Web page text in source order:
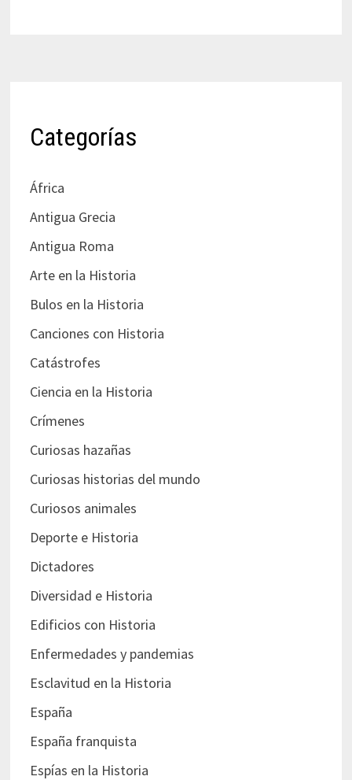
Categorías
África
Antigua Grecia
Antigua Roma
Arte en la Historia
Bulos en la Historia
Canciones con Historia
Catástrofes
Ciencia en la Historia
Crímenes
Curiosas hazañas
Curiosas historias del mundo
Curiosos animales
Deporte e Historia
Dictadores
Diversidad e Historia
Edificios con Historia
Enfermedades y pandemias
Esclavitud en la Historia
España
España franquista
Espías en la Historia